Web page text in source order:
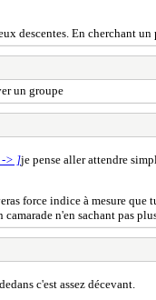
descentes. En cherchant un
un groupe
-> ]je pense aller attendre
force indice à mesure
n'en sachant pas
dedans c'est assez décevant.